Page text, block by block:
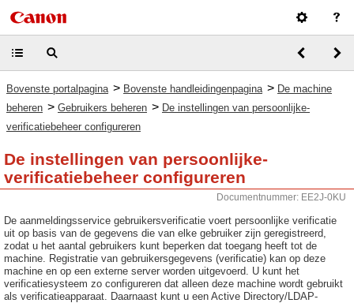
Bovenste portalpagina > Bovenste handleidingenpagina > De machine
beheren > Gebruikers beheren > De instellingen van persoonlijke-
verificatiebeheer configureren
De instellingen van persoonlijke-
verificatiebeheer configureren
Documentnummer: EE2J-0KU
De aanmeldingsservice gebruikersverificatie voert persoonlijke verificatie
uit op basis van de gegevens die van elke gebruiker zijn geregistreerd,
zodat u het aantal gebruikers kunt beperken dat toegang heeft tot de
machine. Registratie van gebruikersgegevens (verificatie) kan op deze
machine en op een externe server worden uitgevoerd. U kunt het
verificatiesysteem zo configureren dat alleen deze machine wordt gebruikt
als verificatieapparaat. Daarnaast kunt u een Active Directory/LDAP-